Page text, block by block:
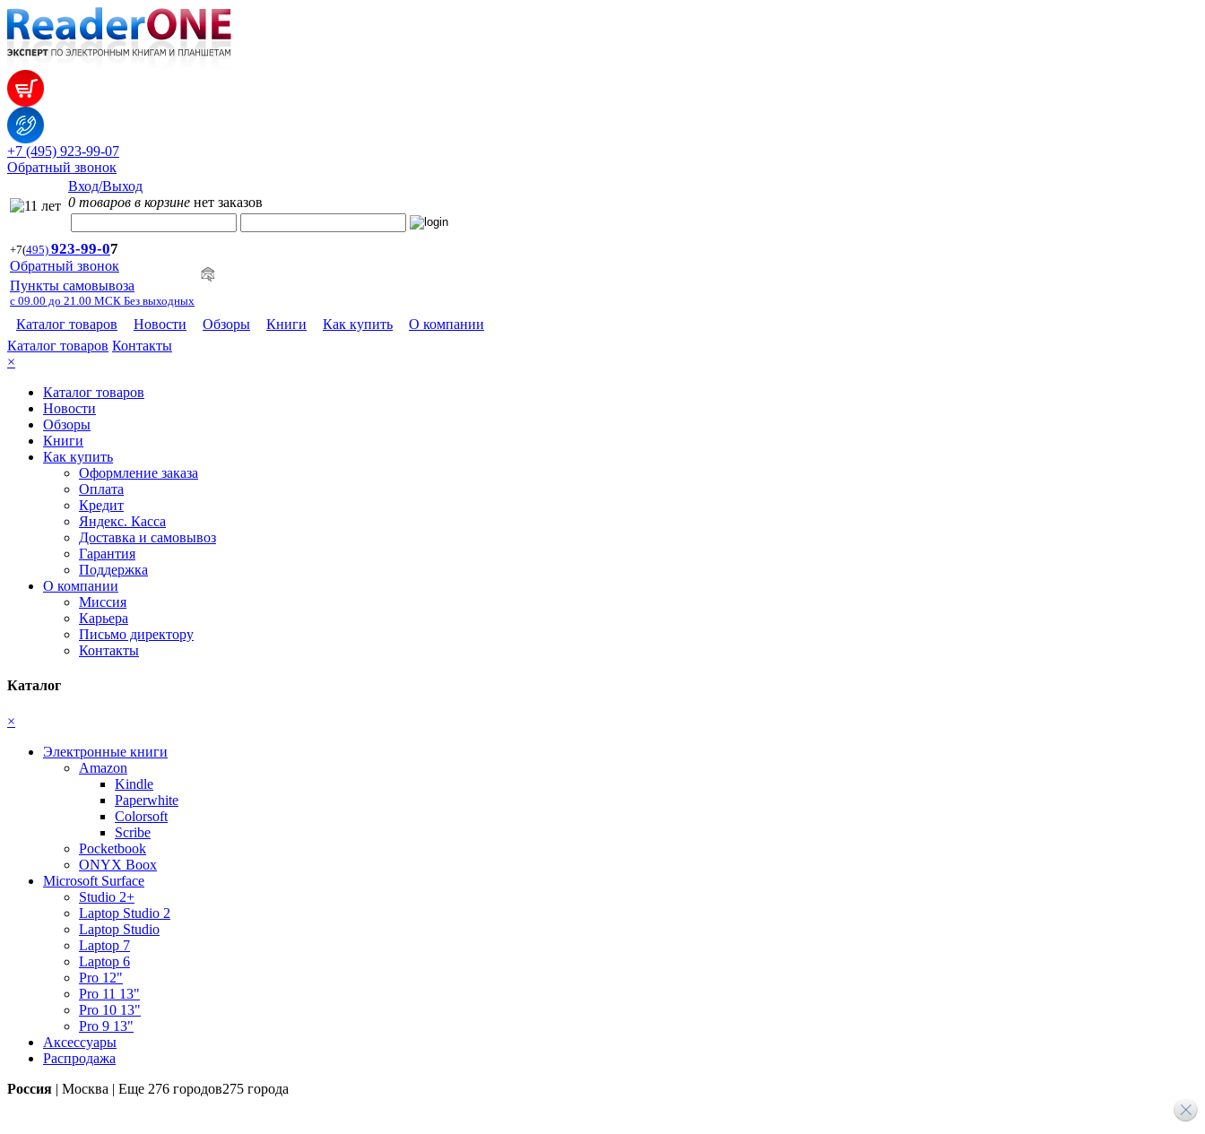
+7 (495) 923-99-07
Обратный звонок
Вход/Выход
0 товаров в корзине нет заказов
+7(495) 923-99-07
Обратный звонок
Пункты самовывоза
с 09.00 до 21.00 МСК Без выходных
Каталог товаров Новости Обзоры Книги Как купить
О компании
Каталог товаров Контакты
×
Каталог товаров
Новости
Обзоры
Книги
Как купить
Оформление заказа
Оплата
Кредит
Яндекс. Касса
Доставка и самовывоз
Гарантия
Поддержка
О компании
Миссия
Карьера
Письмо директору
Контакты
Каталог
×
Электронные книги
Amazon
Kindle
Paperwhite
Colorsoft
Scribe
Pocketbook
ONYX Boox
Microsoft Surface
Studio 2+
Laptop Studio 2
Laptop Studio
Laptop 7
Laptop 6
Pro 12"
Pro 11 13"
Pro 10 13"
Pro 9 13"
Аксессуары
Распродажа
Россия | Москва | Еще 276 городов275 города